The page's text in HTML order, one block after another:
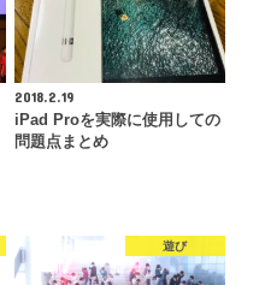
2018.2.19
iPad Proを実際に使用しての
問題点まとめ
遊び